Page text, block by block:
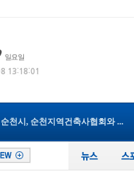
순천시, 순천지역건축사협회와 ...
장성군, 프랑스 요리사들 친환경...
전남광주특별시, 해남서 국내 최...